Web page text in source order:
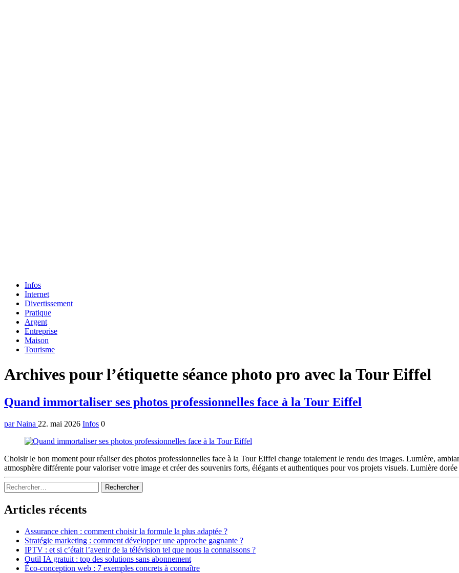
Formulaire
recherche
Infos
Internet
Divertissement
Pratique
Argent
Entreprise
Maison
Tourisme
Archives pour l’étiquette séance photo pro avec la Tour Eiffel
Quand immortaliser ses photos professionnelles face à la Tour Eiffel
par Naina 22. mai 2026 Infos 0
Choisir le bon moment pour réaliser des photos professionnelles face à la Tour Eiffel change totalement le rendu des images. Lumière,
atmosphère différente pour valoriser votre image et créer des souvenirs forts, élégants et authentiques pour vos projets visuels. Lumière
Sidebar
Rechercher :
Articles récents
Assurance chien : comment choisir la formule la plus adaptée ?
Stratégie marketing : comment développer une approche gagnante ?
IPTV : et si c’était l’avenir de la télévision tel que nous la connaissons ?
Outil IA gratuit : top des solutions sans abonnement
Éco-conception web : 7 exemples concrets à connaître